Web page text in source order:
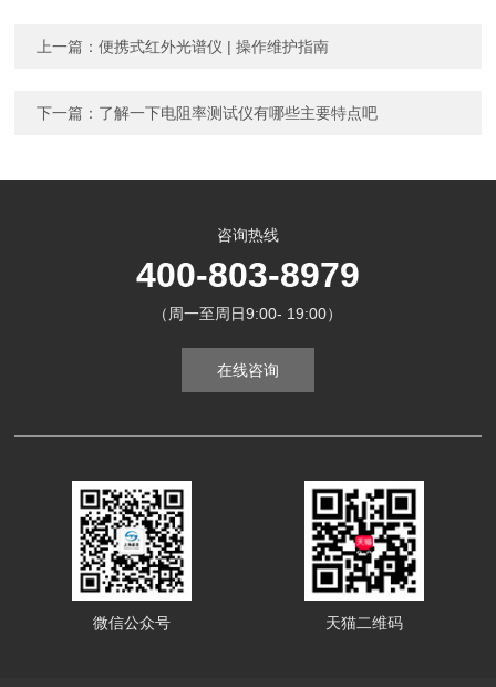
上一篇：便携式红外光谱仪 | 操作维护指南
下一篇： 了解一下电阻率测试仪有哪些主要特点吧
咨询热线
400-803-8979
（周一至周日9:00- 19:00）
在线咨询
微信公众号 天猫二维码